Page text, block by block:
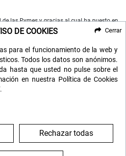
las Pymes y gracias al cual ha puesto en
Digital Internacional, con el objetivo de
contado con el apoyo del Programa
de Comercio de Castellón”.
de las tecnologías de la información y de
a las mismas y gracias a que ha
de gestión comercial e interna para la
productividad de la empresa durante
digital para la mejora de
de la empresa. durante 2022. Para
DE COOKIES
para el funcionamiento de la web y
Todos los datos son anónimos.
hasta que usted no pulse sobre el
en nuestra Política de Cookies
Rechazar todas
Cerrar